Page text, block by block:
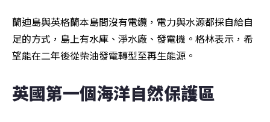
蘭迪島與英格蘭本島間沒有電纜，電力與水源都採自給自
足的方式，島上有水庫、淨水廠、發電機。格林表示，希
望能在二年後從柴油發電轉型至再生能源。
英國第一個海洋自然保護區